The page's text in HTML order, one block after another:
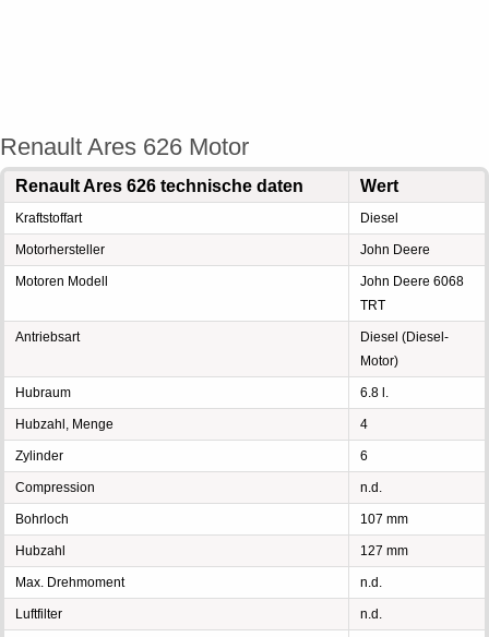
Renault Ares 626 Motor
Renault Ares 626 technische daten Wert
Kraftstoffart Diesel
Motorhersteller John Deere
Motoren Modell
John Deere 6068
TRT
Antriebsart
Diesel (Diesel-
Motor)
Hubraum 6.8 l.
Hubzahl, Menge 4
Zylinder 6
Compression n.d.
Bohrloch 107 mm
Hubzahl 127 mm
Max. Drehmoment n.d.
Luftfilter n.d.